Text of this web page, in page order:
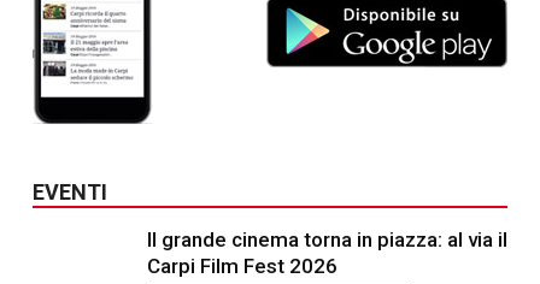
EVENTI
Il grande cinema torna in piazza: al via il
Carpi Film Fest 2026